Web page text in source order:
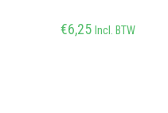
€6,25 Incl. BTW